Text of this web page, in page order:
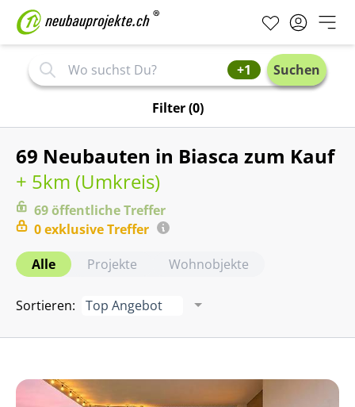
+1 Suchen
Filter(0)
69 Neubauten in Biasca zum Kauf
+ 5km (Umkreis)
69öffentlicheTreffer
0exklusiveTreffer
Alle
Projekte Wohnobjekte
Sortieren: Top Angebot